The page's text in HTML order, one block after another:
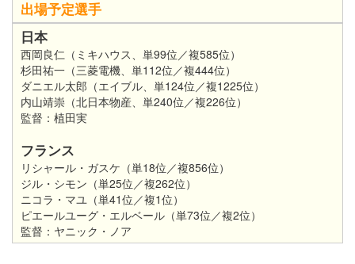
出場予定選手
日本
西岡良仁（ミキハウス、単99位／複585位）
杉田祐一（三菱電機、単112位／複444位）
ダニエル太郎（エイブル、単124位／複1225位）
内山靖崇（北日本物産、単240位／複226位）
監督：植田実
フランス
リシャール・ガスケ（単18位／複856位）
ジル・シモン（単25位／複262位）
ニコラ・マユ（単41位／複1位）
ピエールユーグ・エルベール（単73位／複2位）
監督：ヤニック・ノア